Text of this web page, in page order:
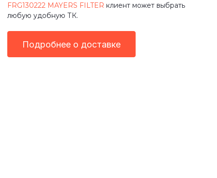
FRG130222 MAYERS FILTER клиент может выбрать
любую удобную ТК.
Подробнее о доставке